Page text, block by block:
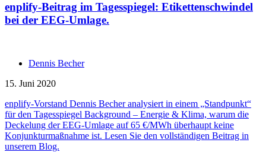
enplify-Beitrag im Tagesspiegel: Etikettenschwindel
bei der EEG-Umlage.
Dennis Becher
15. Juni 2020
enplify-Vorstand Dennis Becher analysiert in einem „Standpunkt“
für den Tagesspiegel Background – Energie & Klima, warum die
Deckelung der EEG-Umlage auf 65 €/MWh überhaupt keine
Konjunkturmaßnahme ist. Lesen Sie den vollständigen Beitrag in
unserem Blog.